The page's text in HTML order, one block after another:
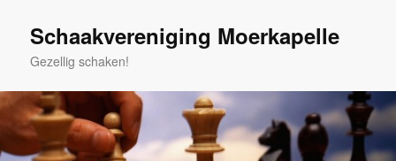
primaire
Schaakvereniging Moerkapelle
Gezellig schaken!